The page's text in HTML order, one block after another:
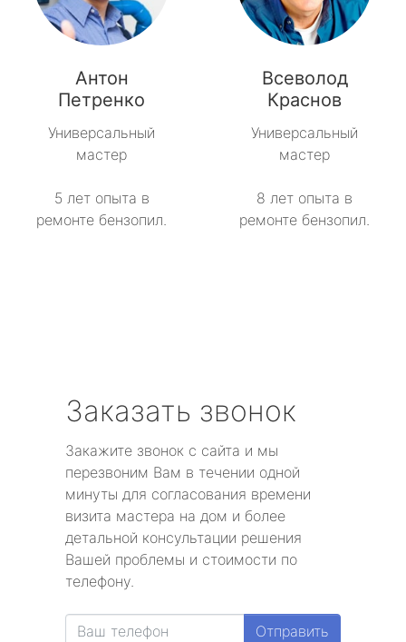
Антон
Петренко
Универсальный
мастер
5 лет опыта в
ремонте бензопил.
Всеволод
Краснов
Универсальный
мастер
8 лет опыта в
ремонте бензопил.
Заказать звонок
Закажите звонок с сайта и мы
перезвоним Вам в течении одной
минуты для согласования времени
визита мастера на дом и более
детальной консультации решения
Вашей проблемы и стоимости по
телефону.
Отправить